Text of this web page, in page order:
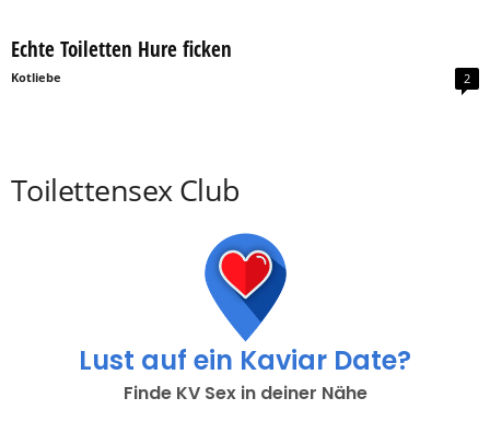
Echte Toiletten Hure ficken
Kotliebe 2
Toilettensex Club
Lust auf ein Kaviar Date?
Finde KV Sex in deiner Nähe